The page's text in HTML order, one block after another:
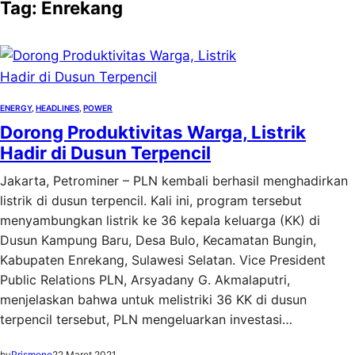
Tag: Enrekang
ENERGY, HEADLINES POWER
Dorong Produktivitas Warga, Listrik
Hadir di Dusun Terpencil
Jakarta, Petrominer – PLN kembali berhasil menghadirkan
listrik di dusun terpencil. Kali ini, program tersebut
menyambungkan listrik ke 36 kepala keluarga (KK) di
Dusun Kampung Baru, Desa Bulo, Kecamatan Bungin,
Kabupaten Enrekang, Sulawesi Selatan. Vice President
Public Relations PLN, Arsyadany G. Akmalaputri,
menjelaskan bahwa untuk melistriki 36 KK di dusun
terpencil tersebut, PLN mengeluarkan investasi…